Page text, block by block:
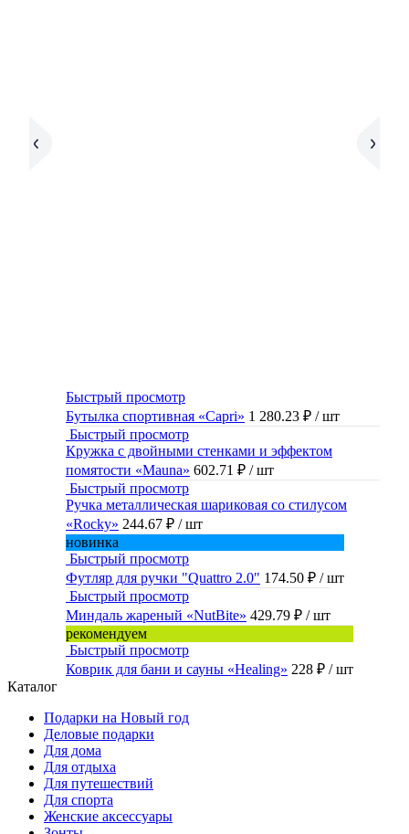
Быстрый просмотр
Бутылка спортивная «Capri» 1 280.23 ₽ / шт
Быстрый просмотр
Кружка с двойными стенками и эффектом
помятости «Mauna» 602.71 ₽ / шт
Быстрый просмотр
Ручка металлическая шариковая со стилусом
«Rocky» 244.67 ₽ / шт
новинка
Быстрый просмотр
Футляр для ручки "Quattro 2.0" 174.50 ₽ / шт
Быстрый просмотр
Миндаль жареный «NutBite» 429.79 ₽ / шт
рекомендуем
Быстрый просмотр
Коврик для бани и сауны «Healing» 228 ₽ / шт
Каталог
Подарки на Новый год
Деловые подарки
Для дома
Для отдыха
Для путешествий
Для спорта
Женские аксессуары